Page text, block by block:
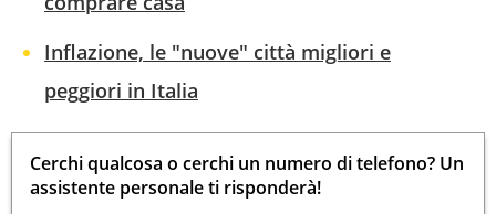
Inflazione, le "nuove" città migliori e
peggiori in Italia
Cerchi qualcosa o cerchi un numero di telefono? Un
assistente personale ti risponderà!